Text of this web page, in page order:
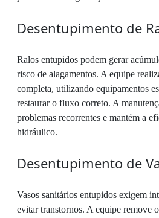
Desentupimento de
Ralos entupidos podem gerar
risco de alagamentos. A equipe
completa, utilizando equipamentos
restaurar o fluxo correto. A
problemas recorrentes e mantém a
hidráulico.
Desentupimento de
Vasos sanitários entupidos exigem
evitar transtornos. A equipe remove